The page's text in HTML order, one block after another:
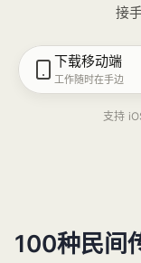
接
下载移动端
工作随时在手边
支持
100种民间